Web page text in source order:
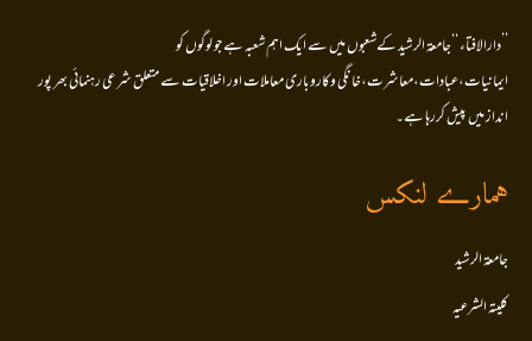
’’دارالافتاء ‘‘جامعۃ الرشید کےشعبوں میں سے ایک اہم شعبہ ہے جو لوگوں کو
ایمانیات،عبادات،معاشرت،خانگی وکاروباری معاملات اور اخلاقیات سے متعلق شرعی رہنمائی بھر پور
انداز میں پیش کررہا ہے۔
ہمارے لنکس
جامعۃ الرشید
کلیتہ الشرعیہ